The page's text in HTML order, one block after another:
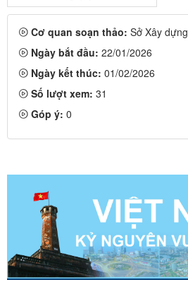
Cơ quan soạn thảo: Sở Xây dựng
Ngày bắt đầu: 22/01/2026
Ngày kết thúc: 01/02/2026
Số lượt xem: 31
Góp ý: 0